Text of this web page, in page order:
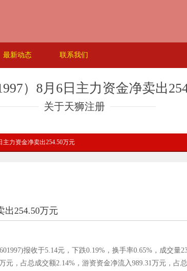
最新动态 联系我们
）8月6日主力资金净卖出
关于天狮注册
主力资金净卖出254.50万元
出254.50万元
报收于5.14元，下跌0.19%，换手率0.65%，成交量
，占总成交额2.14%，游资资金净流入989.31万元，占